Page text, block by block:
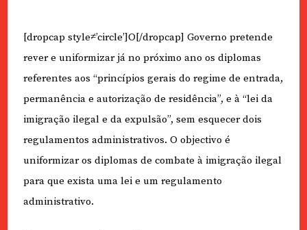
[dropcap style≠’circle’]O[/dropcap] Governo pretende
rever e uniformizar já no próximo ano os diplomas
referentes aos “princípios gerais do regime de entrada,
permanência e autorização de residência”, e à “lei da
imigração ilegal e da expulsão”, sem esquecer dois
regulamentos administrativos. O objectivo é
uniformizar os diplomas de combate à imigração ilegal
para que exista uma lei e um regulamento
administrativo.